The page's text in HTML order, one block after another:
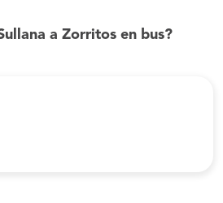
a Zorritos en bus?